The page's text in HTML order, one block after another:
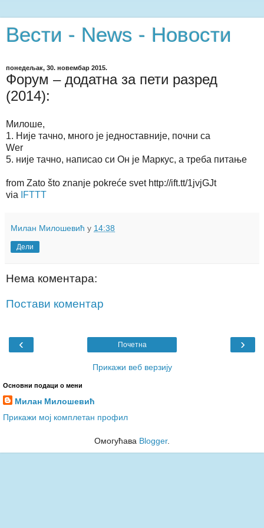
Вести - News - Новости
понедељак, 30. новембар 2015.
Форум – додатна за пети разред
(2014):
Милоше,
1. Није тачно, много је једноставније, почни са
Wer
5. није тачно, написао си Он је Маркус, а треба питање
from Zato što znanje pokreće svet http://ift.tt/1jvjGJt
via
IFTTT
Милан Милошевић у 14:38
Дели
Нема коментара:
Постави коментар
‹ ›
Почетна
Прикажи веб верзију
Основни подаци о мени
Милан Милошевић
Прикажи мој комплетан профил
Омогућава Blogger.